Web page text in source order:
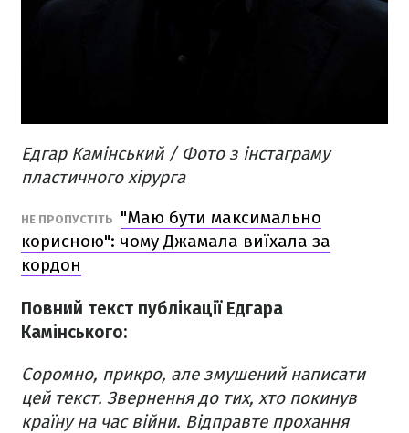
Едгар Камінський / Фото з інстаграму
пластичного хірурга
НЕ ПРОПУСТІТЬ
"Маю бути максимально
корисною": чому Джамала виїхала за
кордон
Повний текст публікації Едгара
Камінського:
Соромно, прикро, але змушений написати
цей текст. Звернення до тих, хто покинув
країну на час війни. Відправте прохання